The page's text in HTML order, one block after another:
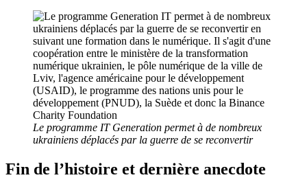
Le programme IT Generation permet à de nombreux
ukrainiens déplacés par la guerre de se reconvertir
Fin de l’histoire et dernière anecdote